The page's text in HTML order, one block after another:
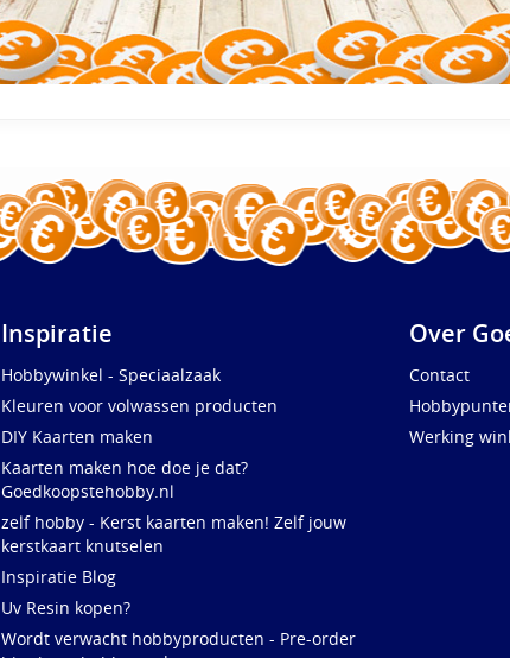
Inspiratie
Hobbywinkel - Speciaalzaak
Kleuren voor volwassen producten
DIY Kaarten maken
Kaarten maken hoe doe je dat?
Goedkoopstehobby.nl
zelf hobby - Kerst kaarten maken! Zelf jouw
kerstkaart knutselen
Inspiratie Blog
Uv Resin kopen?
Wordt verwacht hobbyproducten - Pre-order
Over
Contact
Werking